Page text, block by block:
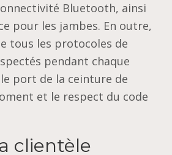
Bluetooth, ainsi
pour les jambes. En outre,
tous les protocoles de
pendant chaque
port de la ceinture de
et le respect du code
clientèle